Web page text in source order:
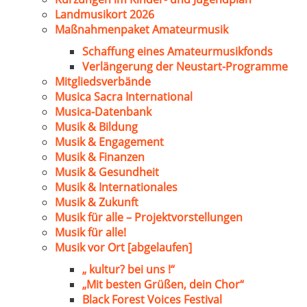
Landmusikort 2026
Maßnahmenpaket Amateurmusik
Schaffung eines Amateurmusikfonds
Verlängerung der Neustart-Programme
Mitgliedsverbände
Musica Sacra International
Musica-Datenbank
Musik & Bildung
Musik & Engagement
Musik & Finanzen
Musik & Gesundheit
Musik & Internationales
Musik & Zukunft
Musik für alle – Projektvorstellungen
Musik für alle!
Musik vor Ort [abgelaufen]
„ kultur? bei uns !“
„Mit besten Grüßen, dein Chor“
Black Forest Voices Festival